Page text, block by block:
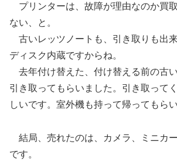
プリンターは、故障が理由なのか買
ない、と。
古いレッツノートも、引き取りも出
ディスク内蔵ですからね。
去年付け替えた、付け替える前の古
引き取ってもらいました。引き取って
しいです。室外機も持って帰ってもらい
結局、売れたのは、カメラ、ミニカ
です。